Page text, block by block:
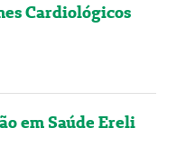
Cardiológicos
em Saúde Ereli